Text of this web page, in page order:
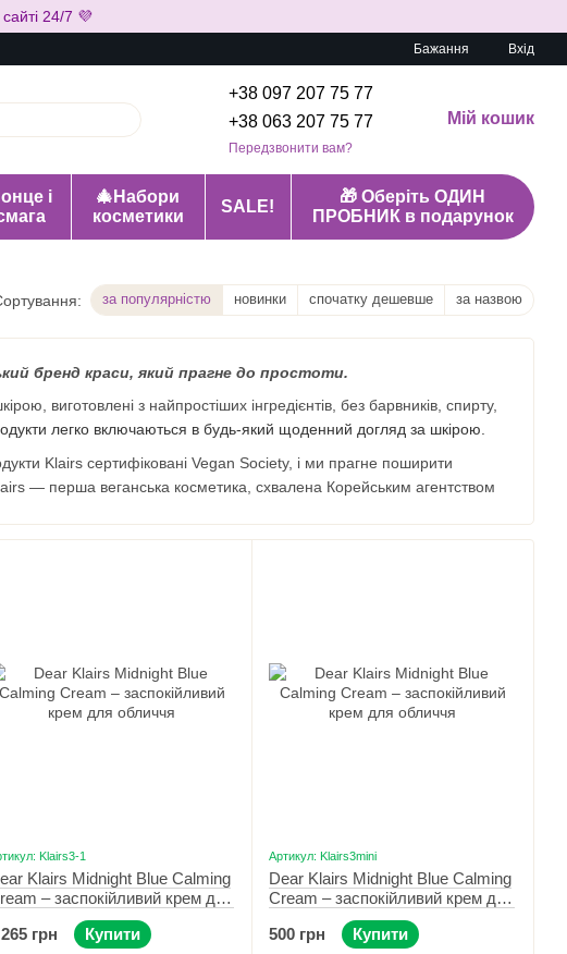
24/7 💜
Бажання Вхід
+38 097 207 75 77
+38 063 207 75 77
Передзвонити вам?
Мій кошик
і
🎄Набори
косметики
SALE!
🎁 Оберіть ОДИН
ПРОБНИК в подарунок
за популярністю новинки спочатку дешевше за назвою
бренд краси, який прагне до простоти.
виготовлені з найпростіших інгредієнтів, без барвників, спирту,
легко включаються в будь-який щоденний догляд за шкірою.
Klairs сертифіковані Vegan Society, і ми прагне поширити
— перша веганська косметика, схвалена Корейським агентством
Найпопулярніші засоби:
свіжий і зволожуючий ефект.
з Києва по всій Україні.
Klairs3-1
Klairs Midnight Blue Calming
– заспокійливий крем для
60 мл
грн
Купити
Артикул: Klairs3mini
Dear Klairs Midnight Blue Calming
Cream – заспокійливий крем для
обличчя міні 20 мл
500 грн
Купити